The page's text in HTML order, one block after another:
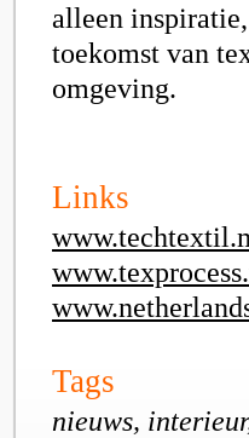
alleen
toekomst van
omgeving.
Links
Tags
nieuws,